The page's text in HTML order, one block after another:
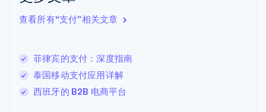
查看所有“支付”相关文章
菲律宾的支付：深度指南
泰国移动支付应用详解
西班牙的 B2B 电商平台
English
卢森堡
罗马尼亚
English